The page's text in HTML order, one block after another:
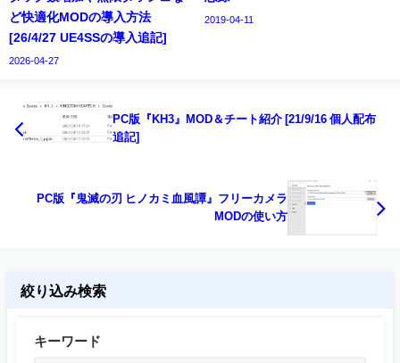
ど快適化MODの導入方法
[26/4/27 UE4SSの導入追記]
2026-04-27
2019-04-11
PC版『KH3』MOD＆チート紹介 [21/9/16 個人配布
追記]
PC版『鬼滅の刃 ヒノカミ血風譚』フリーカメラ
MODの使い方
絞り込み検索
キーワード